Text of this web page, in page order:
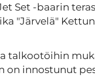
Set -baarin
"Järvelä"
talkootöihin
on innostunut